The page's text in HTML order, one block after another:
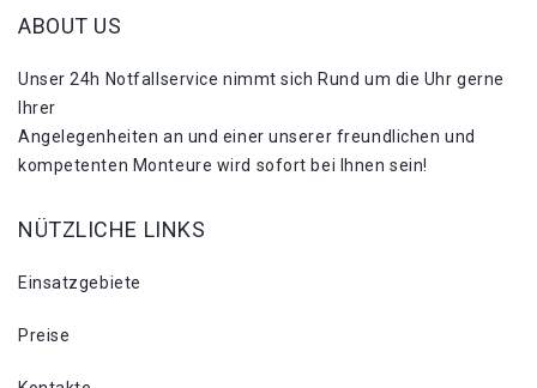
ABOUT US
Unser 24h Notfallservice nimmt sich Rund um die Uhr gerne
Ihrer
Angelegenheiten an und einer unserer freundlichen und
kompetenten Monteure wird sofort bei Ihnen sein!
NÜTZLICHE LINKS
Einsatzgebiete
Preise